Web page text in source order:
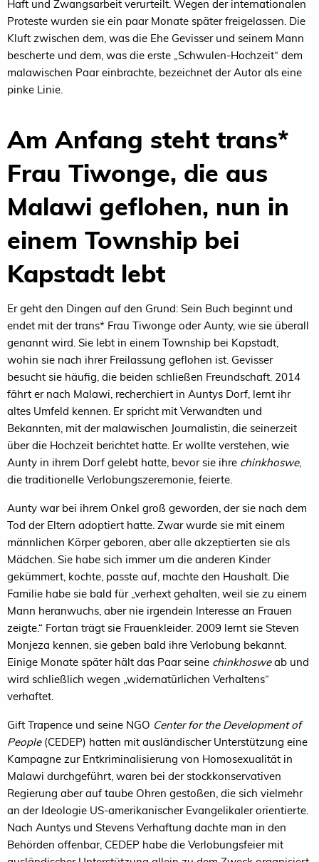
Haft und Zwangsarbeit verurteilt. Wegen der internationalen
Proteste wurden sie ein paar Monate später freigelassen. Die
Kluft zwischen dem, was die Ehe Gevisser und seinem Mann
bescherte und dem, was die erste „Schwulen-Hochzeit“ dem
malawischen Paar einbrachte, bezeichnet der Autor als eine
pinke Linie.
Am Anfang steht trans*
Frau Tiwonge, die aus
Malawi geflohen, nun in
einem Township bei
Kapstadt lebt
Er geht den Dingen auf den Grund: Sein Buch beginnt und
endet mit der trans* Frau Tiwonge oder Aunty, wie sie überall
genannt wird. Sie lebt in einem Township bei Kapstadt,
wohin sie nach ihrer Freilassung geflohen ist. Gevisser
besucht sie häufig, die beiden schließen Freundschaft. 2014
fährt er nach Malawi, recherchiert in Auntys Dorf, lernt ihr
altes Umfeld kennen. Er spricht mit Verwandten und
Bekannten, mit der malawischen Journalistin, die seinerzeit
über die Hochzeit berichtet hatte. Er wollte verstehen, wie
Aunty in ihrem Dorf gelebt hatte, bevor sie ihre chinkhoswe,
die traditionelle Verlobungszeremonie, feierte.
Aunty war bei ihrem Onkel groß geworden, der sie nach dem
Tod der Eltern adoptiert hatte. Zwar wurde sie mit einem
männlichen Körper geboren, aber alle akzeptierten sie als
Mädchen. Sie habe sich immer um die anderen Kinder
gekümmert, kochte, passte auf, machte den Haushalt. Die
Familie habe sie bald für „verhext gehalten, weil sie zu einem
Mann heranwuchs, aber nie irgendein Interesse an Frauen
zeigte.“ Fortan trägt sie Frauenkleider. 2009 lernt sie Steven
Monjeza kennen, sie geben bald ihre Verlobung bekannt.
Einige Monate später hält das Paar seine chinkhosweab und
wird schließlich wegen „widernatürlichen Verhaltens“
verhaftet.
Gift Trapence und seine NGO Center for the Development of
People(CEDEP) hatten mit ausländischer Unterstützung eine
Kampagne zur Entkriminalisierung von Homosexualität in
Malawi durchgeführt, waren bei der stockkonservativen
Regierung aber auf taube Ohren gestoßen, die sich vielmehr
an der Ideologie US-amerikanischer Evangelikaler orientierte.
Nach Auntys und Stevens Verhaftung dachte man in den
Behörden offenbar, CEDEP habe die Verlobungsfeier mit